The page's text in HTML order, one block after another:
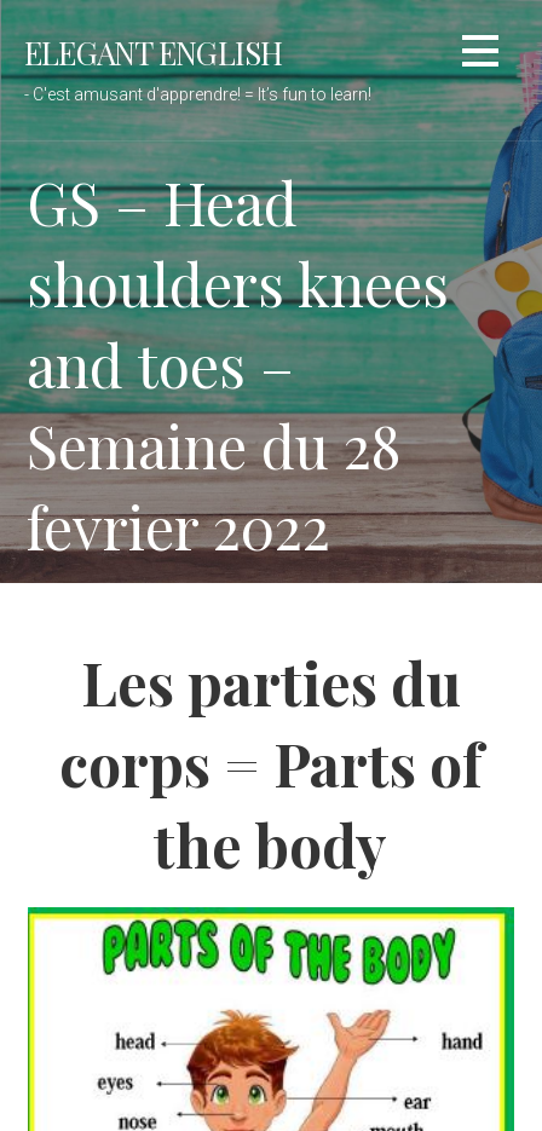
Passer
au
contenu
ELEGANT ENGLISH
- C'est amusant d'apprendre! = It’s fun to learn!
GS – Head
shoulders knees
and toes –
Semaine du 28
fevrier 2022
Les parties du
corps = Parts of
the body